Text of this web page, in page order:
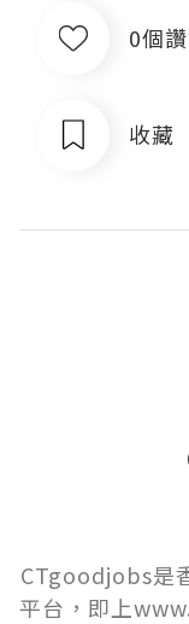
0個
收藏
CTgoodjobs是
平台，即上